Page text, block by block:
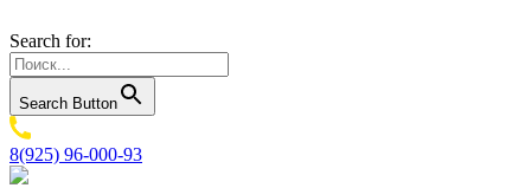
Search for:
Search Button
8(925) 96-000-93